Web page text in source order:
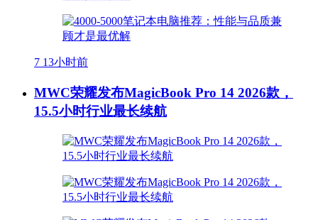
7 13小时前
MWC荣耀发布MagicBook Pro 14 2026款，
15.5小时行业最长续航